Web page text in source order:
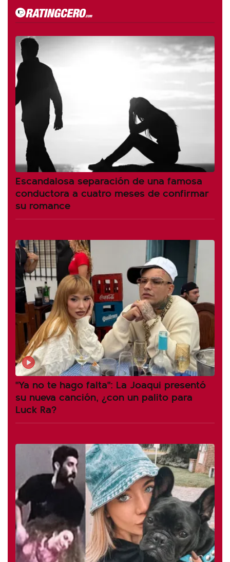
Escandalosa separación de una famosa
conductora a cuatro meses de confirmar
su romance
"Ya no te hago falta": La Joaqui presentó
su nueva canción, ¿con un palito para
Luck Ra?